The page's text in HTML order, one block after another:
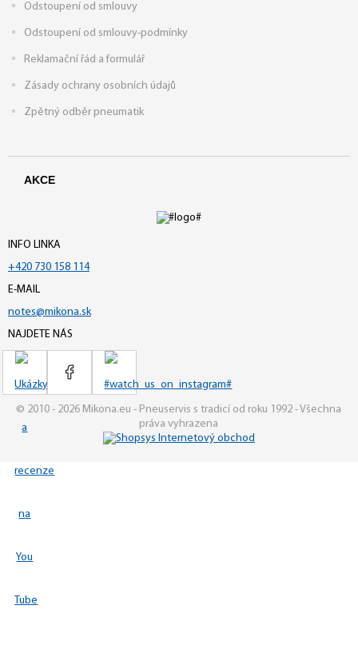
Odstoupení od smlouvy
Odstoupení od smlouvy-podmínky
Reklamační řád a formulář
Zásady ochrany osobních údajů
Zpětný odběr pneumatik
AKCE
INFO LINKA
+420 730 158 114
E-MAIL
notes@mikona.sk
NAJDETE NÁS
© 2010 - 2026 Mikona.eu - Pneuservis s tradicí od roku 1992 - Všechna
práva vyhrazena